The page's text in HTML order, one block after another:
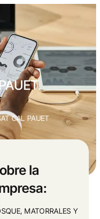
CAL PAUET
la
MATORRALES Y